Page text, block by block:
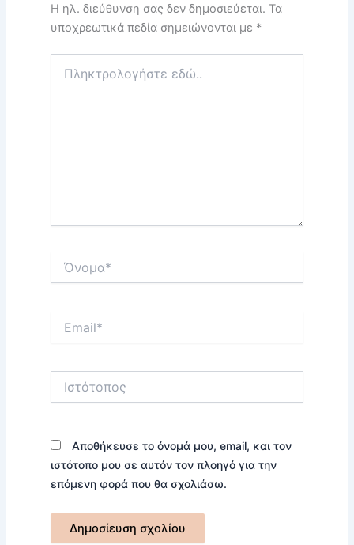
Η ηλ. διεύθυνση σας δεν δημοσιεύεται. Τα
υποχρεωτικά πεδία σημειώνονται με *
εδώ..
Ιστότοπος
Αποθήκευσε το όνομά μου, email, και τον
ιστότοπο μου σε αυτόν τον πλοηγό για την
επόμενη φορά που θα σχολιάσω.